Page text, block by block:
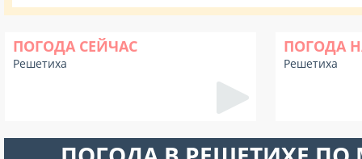
ПОГОДА СЕЙЧАС
Решетиха
ПОГОДА
Решетиха